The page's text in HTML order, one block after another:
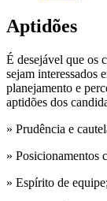
Aptidões
É desejável que os
sejam interessados
planejamento e
aptidões dos
» Prudência e
» Posicionamentos
» Espírito de equipe;